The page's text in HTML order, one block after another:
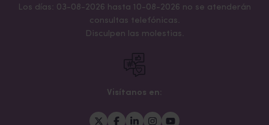
Los días: 03-08-2026 hasta 10-08-2026 no se atenderán
consultas telefónicas.
Disculpen las molestias.
Visítanos en: